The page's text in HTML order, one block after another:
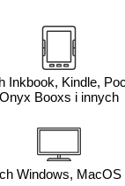
Inkbook, Kindle,
Onyx Booxs i innych
Windows, MacOS